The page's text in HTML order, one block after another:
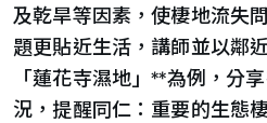
及乾旱等因素，使棲地流失
題更貼近生活，講師並以鄰
「蓮花寺濕地」**為例，分
況，提醒同仁：重要的生態